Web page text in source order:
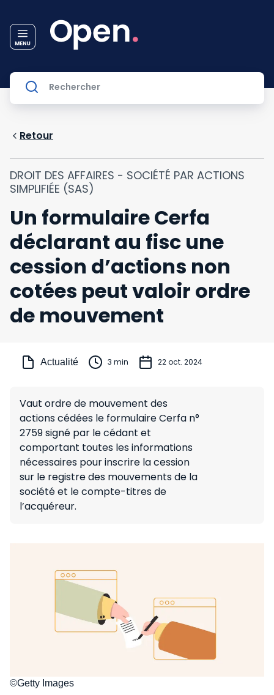
Retour
DROIT DES AFFAIRES - SOCIÉTÉ PAR ACTIONS
SIMPLIFIÉE (SAS)
Un formulaire Cerfa
déclarant au fisc une
cession d’actions non
cotées peut valoir ordre
de mouvement
Actualité 3 min 22 oct. 2024
Vaut ordre de mouvement des
actions cédées le formulaire Cerfa n°
2759 signé par le cédant et
comportant toutes les informations
nécessaires pour inscrire la cession
sur le registre des mouvements de la
société et le compte-titres de
l’acquéreur.
©Getty Images